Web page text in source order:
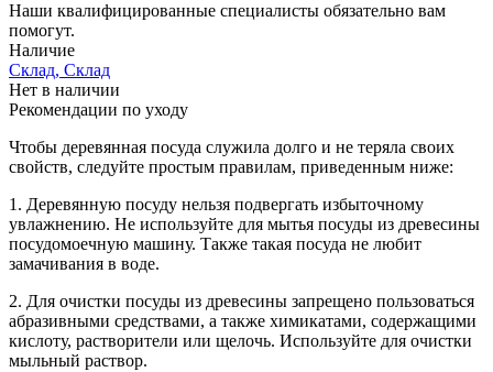
Наши квалифицированные специалисты обязательно вам
помогут.
Наличие
Склад, Склад
Нет в наличии
Рекомендации по уходу
Чтобы деревянная посуда служила долго и не теряла своих
свойств, следуйте простым правилам, приведенным ниже:
1. Деревянную посуду нельзя подвергать избыточному
увлажнению. Не используйте для мытья посуды из древесины
посудомоечную машину. Также такая посуда не любит
замачивания в воде.
2. Для очистки посуды из древесины запрещено пользоваться
абразивными средствами, а также химикатами, содержащими
кислоту, растворители или щелочь. Используйте для очистки
мыльный раствор.